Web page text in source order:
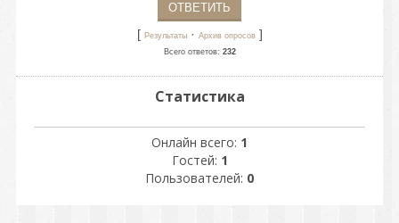
[ Результаты· Архив опросов]
Всего ответов: 232
Статистика
Онлайн всего: 1
Гостей: 1
Пользователей: 0